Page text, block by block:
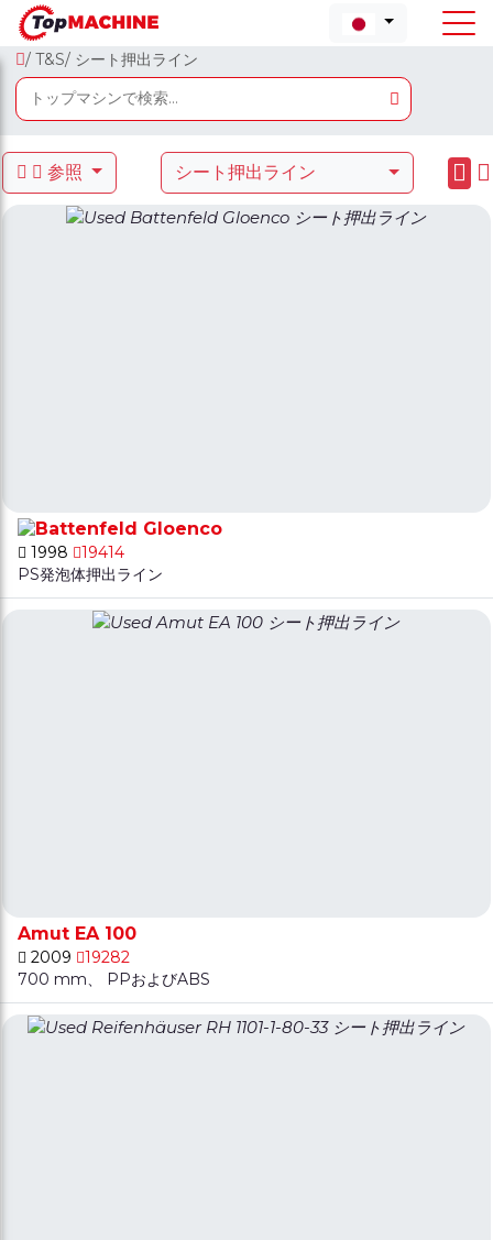
/ T&S/ シート押出ライン
参照 シート押出ライン
Gloenco
1998
19414
PS発泡体押出ライン
Amut EA 100
2009
19282
700 mm、 PPおよびABS